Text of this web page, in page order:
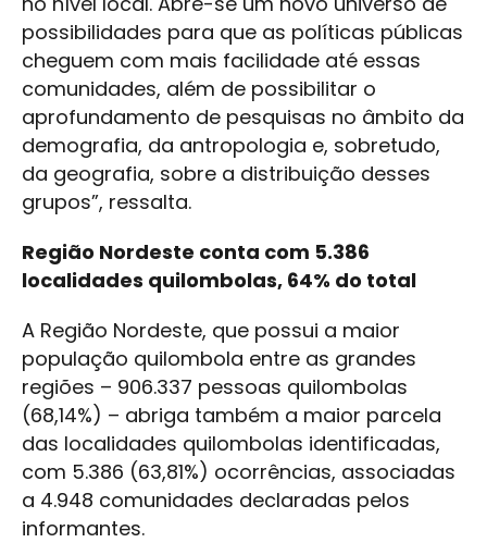
possibilidades para que as políticas públicas
cheguem com mais facilidade até essas
comunidades, além de possibilitar o
aprofundamento de pesquisas no âmbito da
demografia, da antropologia e, sobretudo,
da geografia, sobre a distribuição desses
grupos”, ressalta.
Região Nordeste conta com 5.386
localidades quilombolas, 64% do total
A Região Nordeste, que possui a maior
população quilombola entre as grandes
regiões – 906.337 pessoas quilombolas
(68,14%) – abriga também a maior parcela
das localidades quilombolas identificadas,
com 5.386 (63,81%) ocorrências, associadas
a 4.948 comunidades declaradas pelos
informantes.